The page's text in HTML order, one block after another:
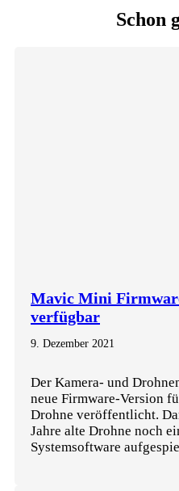
Schon
Mavic Mini
verfügbar
9. Dezember 2021
Der Kamera- und
neue Firmware-Version
Drohne veröffentlicht.
Jahre alte Drohne noch
Systemsoftware